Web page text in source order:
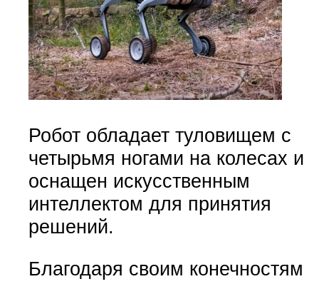
Робот обладает туловищем с
четырьмя ногами на колесах и
оснащен искусственным
интеллектом для принятия
решений.
Благодаря своим конечностям